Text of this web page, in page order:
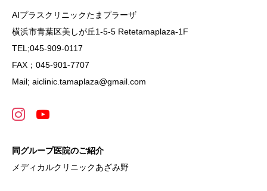
AIプラスクリニックたまプラーザ
横浜市青葉区美しが丘1-5-5 Retetamaplaza-1F
TEL;045-909-0117
FAX；045-901-7707
Mail; aiclinic.tamaplaza@gmail.com
同グループ医院のご紹介
メディカルクリニックあざみ野